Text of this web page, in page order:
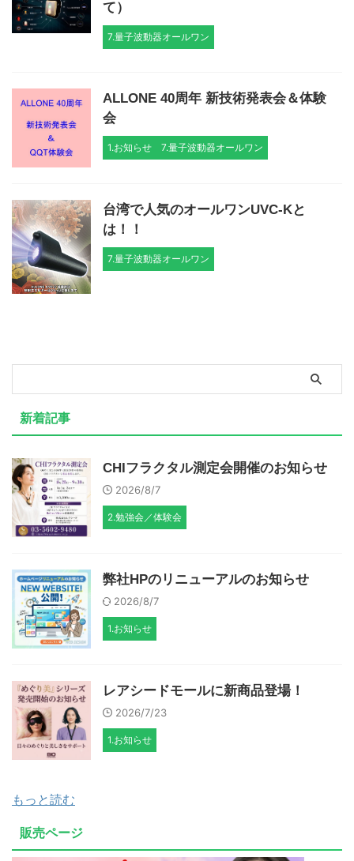
て）
7.量子波動器オールワン
ALLONE 40周年 新技術発表会＆体験
会
1.お知らせ 7.量子波動器オールワン
台湾で人気のオールワンUVC-Kと
は！！
7.量子波動器オールワン
新着記事
CHIフラクタル測定会開催のお知らせ
2026/8/7
2.勉強会／体験会
弊社HPのリニューアルのお知らせ
2026/8/7
1.お知らせ
レアシードモールに新商品登場！
2026/7/23
1.お知らせ
もっと読む
販売ページ